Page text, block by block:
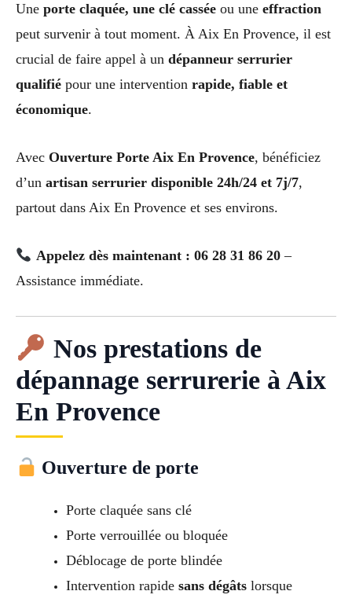
Une porte claquée, une clé cassée ou une effraction
peut survenir à tout moment. À Aix En Provence, il est
crucial de faire appel à un dépanneur serrurier
qualifié pour une intervention rapide, fiable et
économique.
Avec Ouverture Porte Aix En Provence, bénéficiez
d’un artisan serrurier disponible 24h/24 et 7j/7,
partout dans Aix En Provence et ses environs.
Appelez dès maintenant : 06 28 31 86 20–
Assistance immédiate.
Nos prestations de
dépannage serrurerie à Aix
En Provence
Ouverture de porte
Porte claquée sans clé
Porte verrouillée ou bloquée
Déblocage de porte blindée
Intervention rapide sans dégâtslorsque